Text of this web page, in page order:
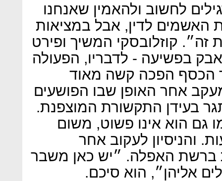
לחשוב ולהאמין שאנחנו
האשמים לדין, אבל במציאות
קוזלובסקי המשיך ופירט
בפשיעה - לדבריו, הפעולה
הכסף הפכה קשה מאוד
אחר האופן שבו הפושעים
בעידן התקשורת המוצפנת.
גם הוא אינו פשוט, משום
והניסיון לעקוב אחר
ברשת האפלה. ״יש כאן משבר
אליהן״, הוא סיכם.